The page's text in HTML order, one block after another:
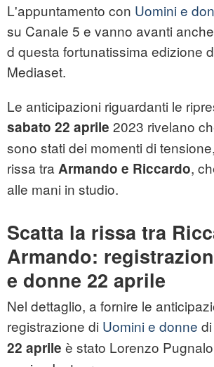
L'appuntamento con Uomini e
su Canale 5 e vanno avanti
d questa fortunatissima edizione
Mediaset.
Le anticipazioni riguardanti le
sabato 22 aprile 2023 rivelano
sono stati dei momenti di
rissa tra Armando e Riccardo,
alle mani in studio.
Scatta la rissa tra
Armando:
e donne 22 aprile
Nel dettaglio, a fornire le
registrazione di Uomini e donne
22 aprile è stato Lorenzo